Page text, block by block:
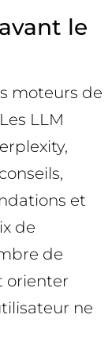
le
moteurs de
LLM
et
de
de
orienter
ne